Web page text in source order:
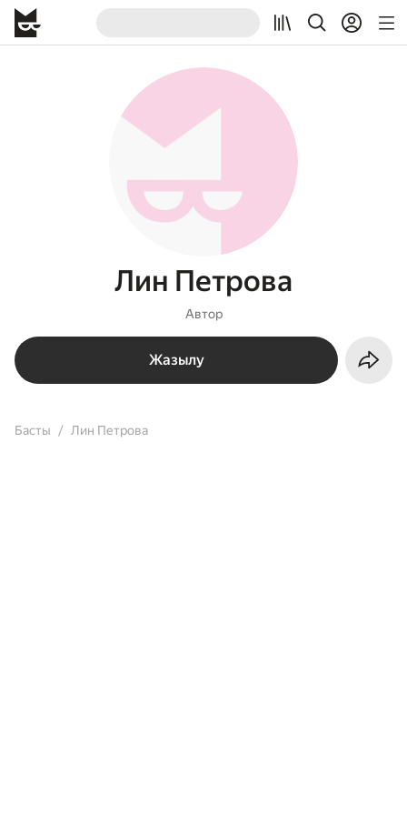
Лин Петрова
Автор
Жазылу
Басты Лин Петрова